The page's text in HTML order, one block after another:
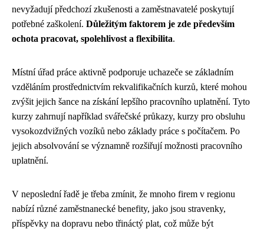
nevyžadují předchozí zkušenosti a zaměstnavatelé poskytují
potřebné zaškolení. Důležitým faktorem je zde především
ochota pracovat, spolehlivost a flexibilita.
Místní úřad práce aktivně podporuje uchazeče se základním
vzděláním prostřednictvím rekvalifikačních kurzů, které mohou
zvýšit jejich šance na získání lepšího pracovního uplatnění. Tyto
kurzy zahrnují například svářečské průkazy, kurzy pro obsluhu
vysokozdvižných vozíků nebo základy práce s počítačem. Po
jejich absolvování se významně rozšiřují možnosti pracovního
uplatnění.
V neposlední řadě je třeba zmínit, že mnoho firem v regionu
nabízí různé zaměstnanecké benefity, jako jsou stravenky,
příspěvky na dopravu nebo třináctý plat, což může být